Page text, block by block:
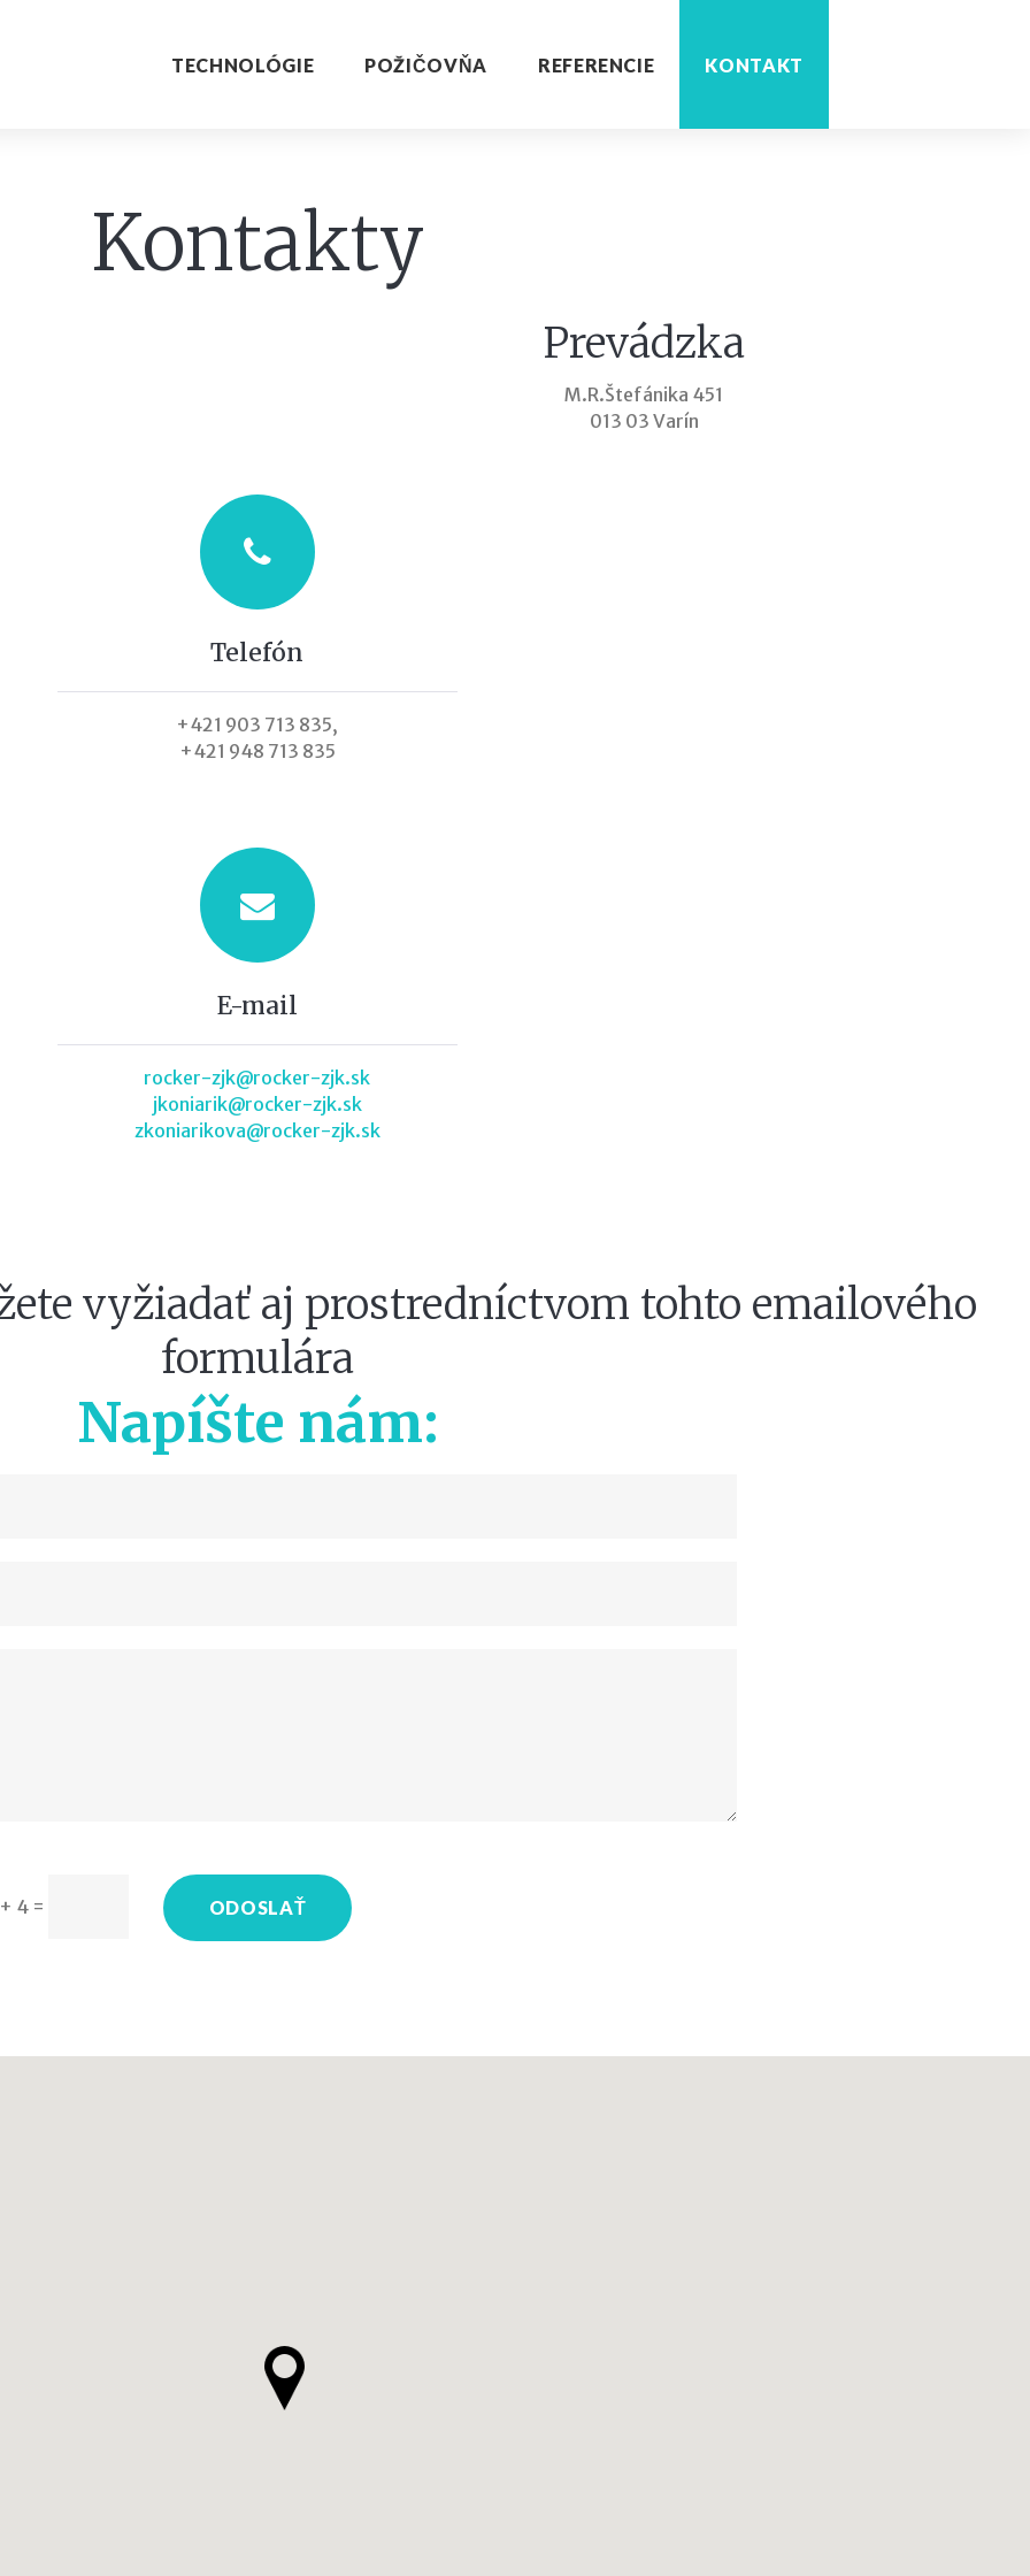
TECHNOLÓGIE POŽIČOVŇA REFERENCIE KONTAKT
Kontakty
Prevádzka
M.R.Štefánika 451
013 03 Varín
Telefón
+421 903 713 835,
+421 948 713 835
E-mail
rocker-zjk@rocker-zjk.sk
jkoniarik@rocker-zjk.sk
zkoniarikova@rocker-zjk.sk
vyžiadať aj prostredníctvom tohto emailového
formulára
Napíšte nám:
4= ODOSLAŤ